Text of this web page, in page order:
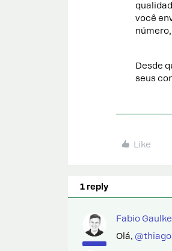
você
Desde
seus
Like
1 reply
Fabio Gaulke
Olá,